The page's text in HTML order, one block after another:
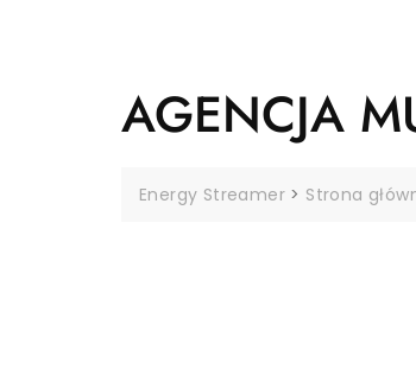
AGENCJA
Energy Streamer > Strona